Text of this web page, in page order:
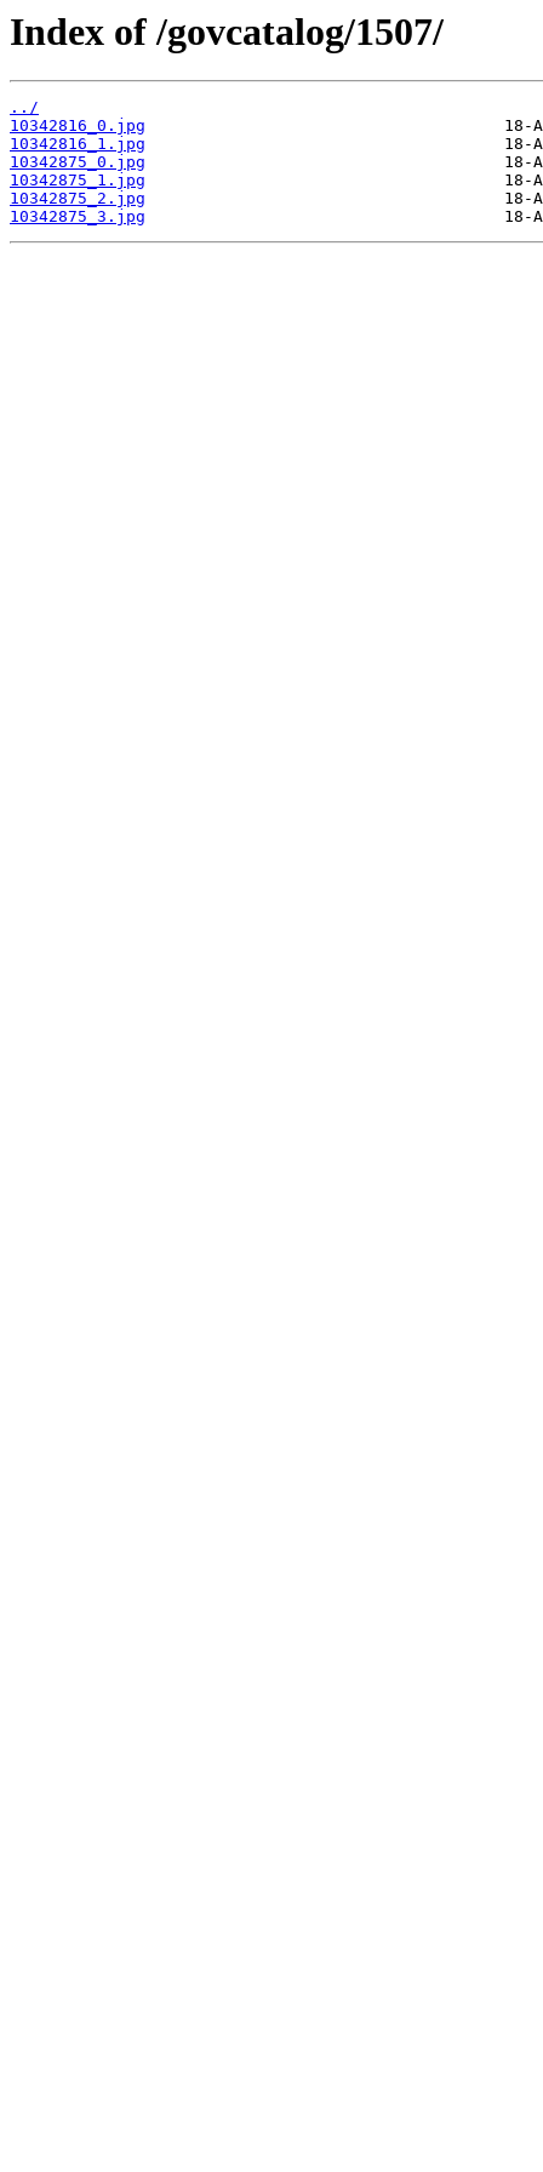
Index of /govcatalog/1507/
../
10342816_0.jpg
10342816_1.jpg
10342875_0.jpg
10342875_1.jpg
10342875_2.jpg
10342875_3.jpg